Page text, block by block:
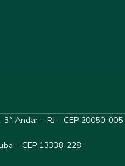
Andar – RJ – CEP 20050-005
– CEP 13338-228